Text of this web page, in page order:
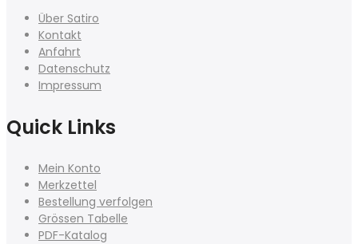
Über Satiro
Kontakt
Anfahrt
Datenschutz
Impressum
Quick Links
Mein Konto
Merkzettel
Bestellung verfolgen
Grössen Tabelle
PDF-Katalog